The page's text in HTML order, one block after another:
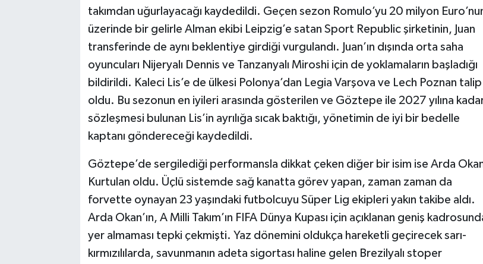
takımdan uğurlayacağı kaydedildi. Geçen sezon Romulo’yu 20 milyon
üzerinde bir gelirle Alman ekibi Leipzig’e satan Sport Republic şirketinin, Juan
transferinde de aynı beklentiye girdiği vurgulandı. Juan’ın dışında orta saha
oyuncuları Nijeryalı Dennis ve Tanzanyalı Miroshi için de yoklamaların başladığı
bildirildi. Kaleci Lis’e de ülkesi Polonya’dan Legia Varşova ve Lech Poznan talip
oldu. Bu sezonun en iyileri arasında gösterilen ve Göztepe ile 2027 yılına
sözleşmesi bulunan Lis’in ayrılığa sıcak baktığı, yönetimin de iyi bir bedelle
kaptanı göndereceği kaydedildi.
Göztepe’de sergilediği performansla dikkat çeken diğer bir isim ise Arda
Kurtulan oldu. Üçlü sistemde sağ kanatta görev yapan, zaman zaman da
forvette oynayan 23 yaşındaki futbolcuyu Süper Lig ekipleri yakın takibe aldı.
Arda Okan’ın, A Milli Takım’ın FIFA Dünya Kupası için açıklanan geniş
yer almaması tepki çekmişti. Yaz dönemini oldukça hareketli geçirecek sarı-
kırmızılılarda, savunmanın adeta sigortası haline gelen Brezilyalı stoper